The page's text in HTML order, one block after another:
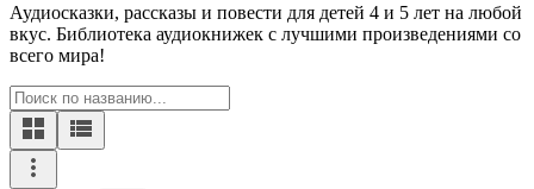
Аудиосказки, рассказы и повести для детей 4 и 5 лет на любой
вкус. Библиотека аудиокнижек с лучшими произведениями со
всего мира!